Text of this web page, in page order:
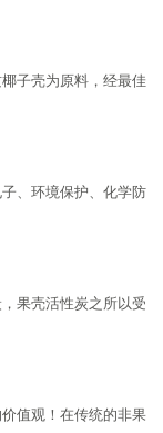
子壳为原料，经最佳
、环境保护、化学防
果壳活性炭之所以受
值观！在传统的非果